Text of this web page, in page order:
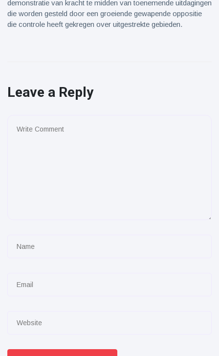
demonstratie van kracht te midden van toenemende uitdagingen
die worden gesteld door een groeiende gewapende oppositie
die controle heeft gekregen over uitgestrekte gebieden.
Leave a Reply